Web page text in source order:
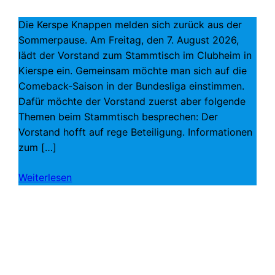
Die Kerspe Knappen melden sich zurück aus der
Sommerpause. Am Freitag, den 7. August 2026,
lädt der Vorstand zum Stammtisch im Clubheim in
Kierspe ein. Gemeinsam möchte man sich auf die
Comeback-Saison in der Bundesliga einstimmen.
Dafür möchte der Vorstand zuerst aber folgende
Themen beim Stammtisch besprechen: Der
Vorstand hofft auf rege Beteiligung. Informationen
zum […]
Weiterlesen